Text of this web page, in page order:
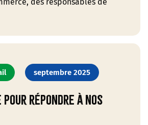
septembre 2025
pour répondre à nos